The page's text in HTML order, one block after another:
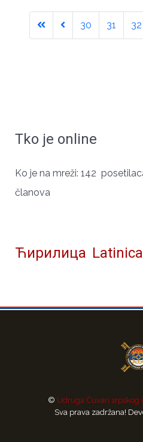
30 31 32
Tko je online
Ko je na mreži: 142
članova
Ћирилица Latinica
© Udruga Čuvari srpskog
Sva prava zadržana!